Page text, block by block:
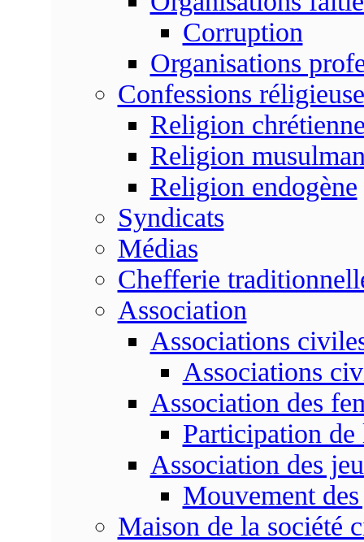
Corruption
Organisations
Confessions
Religion
Religion
Religion endogène
Syndicats
Médias
Chefferie
Association
Associations
Associations
Association des
Participation de
Association des
Mouvement
Maison de la société